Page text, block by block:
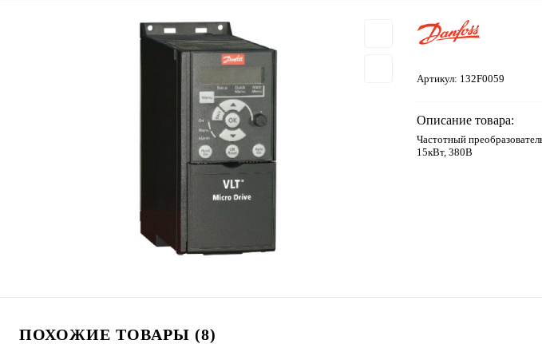
Артикул: 132F0059
Описание товара:
Частотный
15кВт, 380В
ПОХОЖИЕ ТОВАРЫ (8)